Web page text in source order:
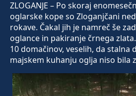
ZLOGANJE – Po skoraj
oglarske kope so Zloganjčani
rokave. Čakal jih je namreč še
oglance in pakiranje črnega
10 domačinov, veselih, da stalna
majskem kuhanju oglja niso bila